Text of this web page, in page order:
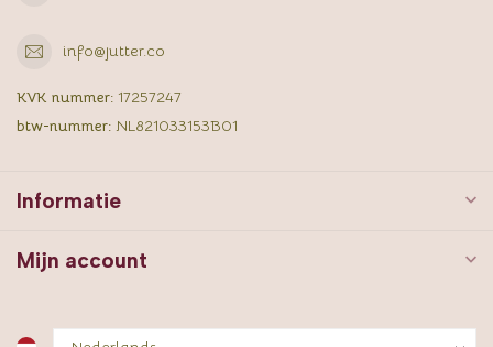
info@jutter.co
KVK nummer: 17257247
btw-nummer: NL821033153B01
Informatie
Mijn account